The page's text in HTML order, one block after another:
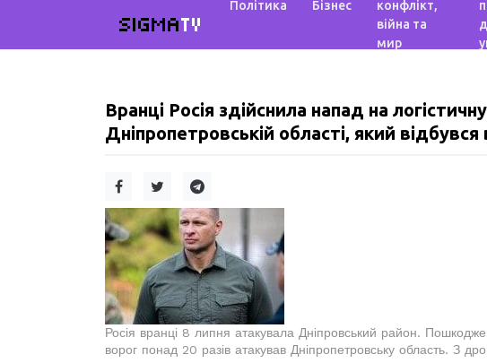
SIGMATV
Політика Бізнес
конфлікт,
війна та
мир
Вранці Росія здійснила напад на
Дніпропетровській області, який відбувся
Росія вранці 8 липня атакувала Дніпровський район.
ворог понад 20 разів атакував Дніпропетровську область. З